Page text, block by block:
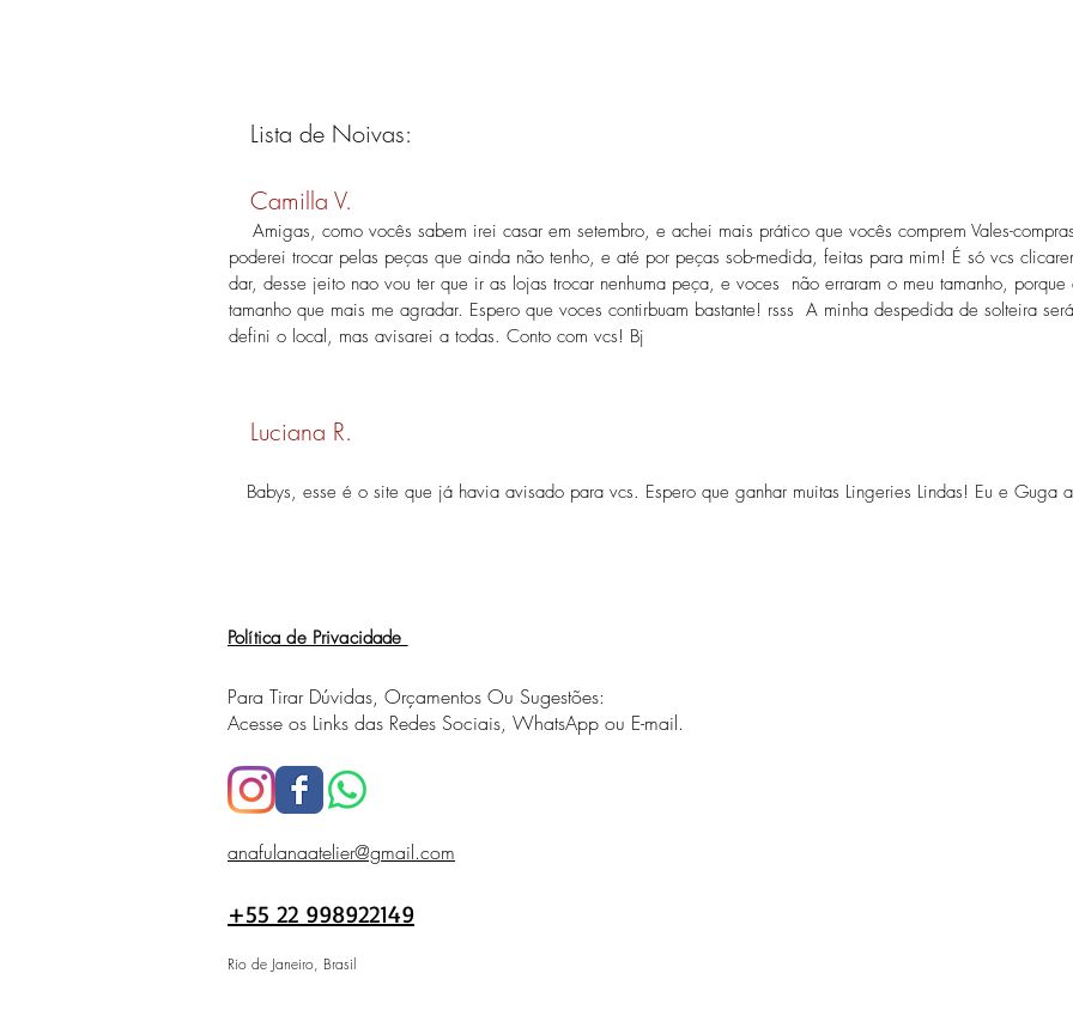
Lista de Noivas:
Camilla V.
Amigas, como vocês sabem irei casar em setembro, e achei mais prático que vocês comprem Vales-
poderei trocar pelas peças que ainda não tenho, e até por peças sob-medida, feitas para mim! É só vcs
dar, desse jeito nao vou ter que ir as lojas trocar nenhuma peça, e voces não erraram o meu tamanho,
tamanho que mais me agradar. Espero que voces contirbuam bastante! rsss A minha despedida de solteira
defini o local, mas avisarei a todas. Conto com vcs! Bj
Luciana R.
Babys, esse é o site que já havia avisado para vcs. Espero que ganhar muitas Lingeries Lindas! Eu e
Política de Privacidade
Para Tirar Dúvidas, Orçamentos Ou Sugestões:
Acesse os Links das Redes Sociais, WhatsApp ou E-mail.
anafulanaatelier@gmail.com
+55 22 998922149
Rio de Janeiro, Brasil